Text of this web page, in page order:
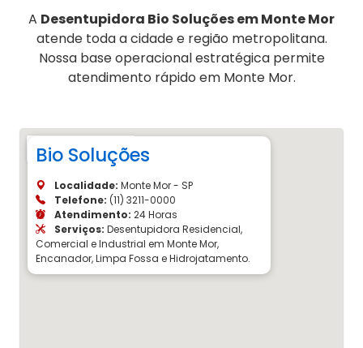
A Desentupidora Bio Soluções em Monte Mor
atende toda a cidade e região metropolitana.
Nossa base operacional estratégica permite
atendimento rápido em Monte Mor.
Bio Soluções
Localidade: Monte Mor - SP
Telefone: (11) 3211-0000
Atendimento: 24 Horas
Serviços: Desentupidora Residencial,
Comercial e Industrial em Monte Mor,
Encanador, Limpa Fossa e Hidrojatamento.